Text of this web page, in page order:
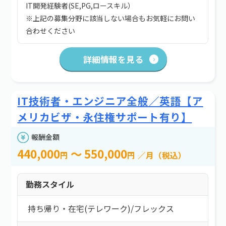
IT開発経験者(SE,PG,ロースキル）
※上記の募集分野に該当しない場合もお気軽にお問い
合わせください
詳細情報を見る
IT技術者・エンジニア全般／英語【ア
メリカビザ・永住権サポート有り】
報酬金額
440,000円 ～ 550,000円 ／月（税込）
勤務スタイル
持ち帰り・在宅(テレワーク)/フレックス